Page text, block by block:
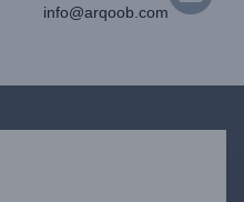
info@arqoob.com